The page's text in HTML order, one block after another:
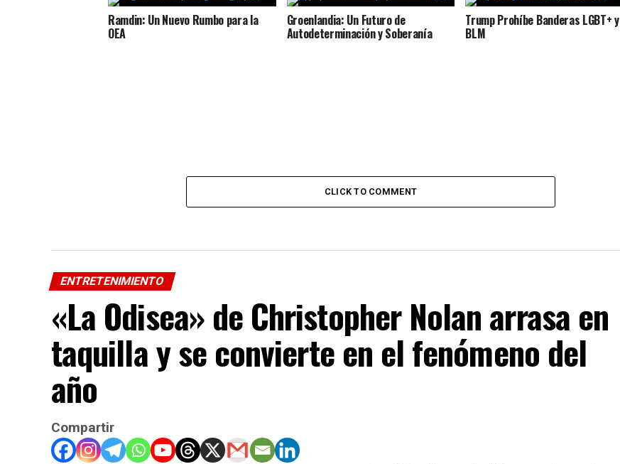
Ramdin: Un Nuevo Rumbo para la
OEA
Groenlandia: Un Futuro de
Autodeterminación y Soberanía
Trump Prohíbe Banderas LGBT+ y
BLM
CLICK TO COMMENT
ENTRETENIMIENTO
«La Odisea» de Christopher Nolan arrasa en
taquilla y se convierte en el fenómeno del
año
Compartir